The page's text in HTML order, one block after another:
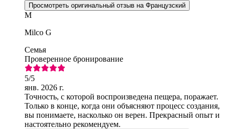
Просмотреть оригинальный отзыв на Французский
M
Milco G
Семья
Проверенное бронирование
5/5
янв. 2026 г.
Точность, с которой воспроизведена пещера, поражает.
Только в конце, когда они объясняют процесс создания,
вы понимаете, насколько он верен. Прекрасный опыт и
настоятельно рекомендуем.